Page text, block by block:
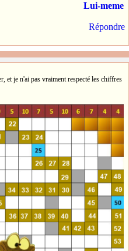
Lui-meme
Répondre
et je n'ai pas vraiment respecté les chiffres